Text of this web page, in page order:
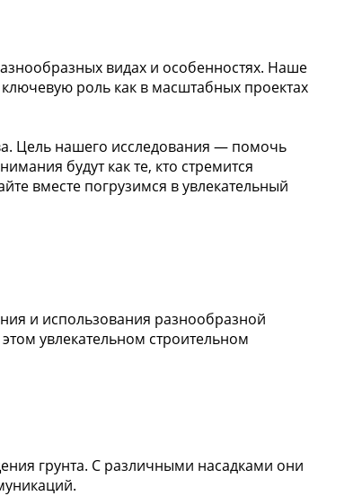
видах и особенностях. Наше
ключевую роль как в масштабных проектах
Цель нашего исследования — помочь
будут как те, кто стремится
вместе погрузимся в увлекательный
и использования разнообразной
увлекательном строительном
грунта. С различными насадками они